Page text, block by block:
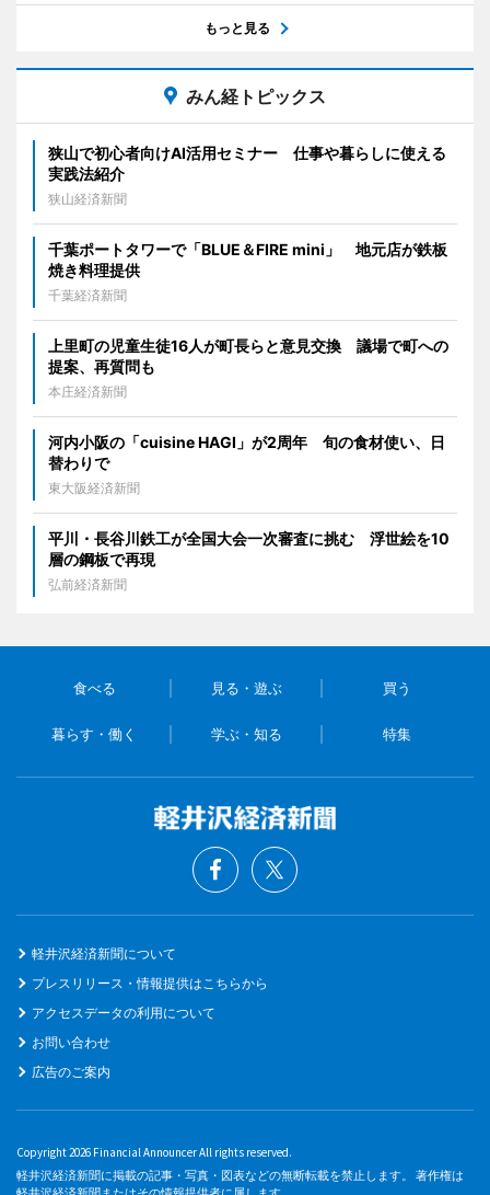
もっと見る
みん経トピックス
狭山で初心者向けAI活用セミナー 仕事や暮らしに使える
実践法紹介
狭山経済新聞
千葉ポートタワーで「BLUE＆FIRE mini」 地元店が鉄板
焼き料理提供
千葉経済新聞
上里町の児童生徒16人が町長らと意見交換 議場で町への
提案、再質問も
本庄経済新聞
河内小阪の「cuisine HAGI」が2周年 旬の食材使い、日
替わりで
東大阪経済新聞
平川・長谷川鉄工が全国大会一次審査に挑む 浮世絵を10
層の鋼板で再現
弘前経済新聞
食べる 見る・遊ぶ 買う
暮らす・働く 学ぶ・知る 特集
軽井沢経済新聞について
プレスリリース・情報提供はこちらから
アクセスデータの利用について
お問い合わせ
広告のご案内
Copyright 2026 Financial Announcer All rights reserved.
軽井沢経済新聞に掲載の記事・写真・図表などの無断転載を禁止します。 著作権は